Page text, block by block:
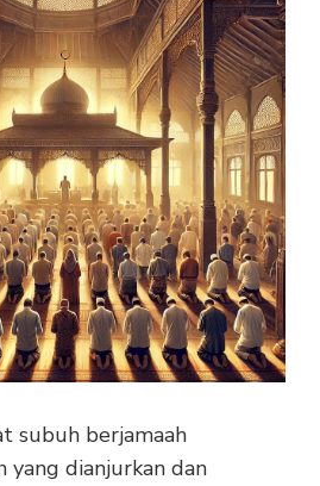
subuh berjamaah
yang dianjurkan dan